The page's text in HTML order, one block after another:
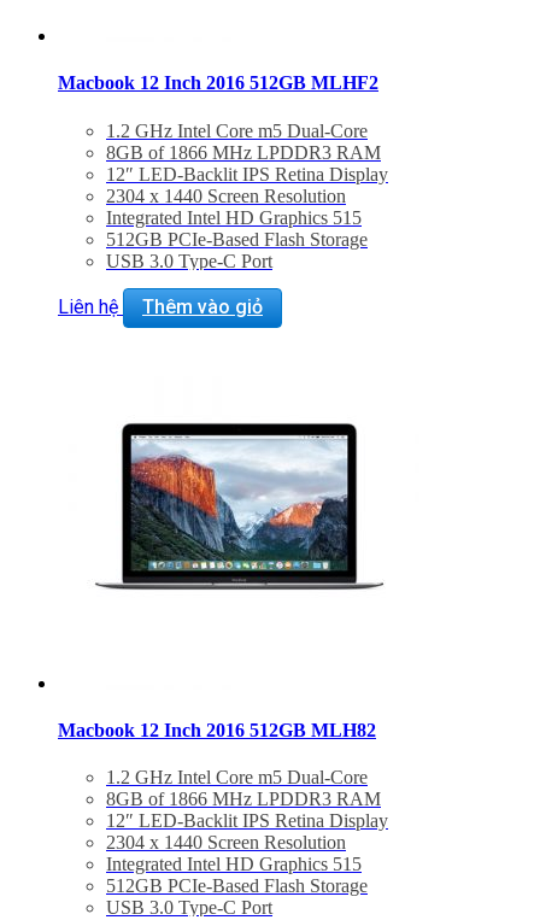
Macbook 12 Inch 2016 512GB MLHF2
1.2 GHz Intel Core m5 Dual-Core
8GB of 1866 MHz LPDDR3 RAM
12″ LED-Backlit IPS Retina Display
2304 x 1440 Screen Resolution
Integrated Intel HD Graphics 515
512GB PCIe-Based Flash Storage
USB 3.0 Type-C Port
Force Touch Trackpad
Mac OS X El Capitan or macOS Sierra
Liên hệ Thêm vào giỏ
Macbook 12 Inch 2016 512GB MLH82
1.2 GHz Intel Core m5 Dual-Core
8GB of 1866 MHz LPDDR3 RAM
12″ LED-Backlit IPS Retina Display
2304 x 1440 Screen Resolution
Integrated Intel HD Graphics 515
512GB PCIe-Based Flash Storage
USB 3.0 Type-C Port